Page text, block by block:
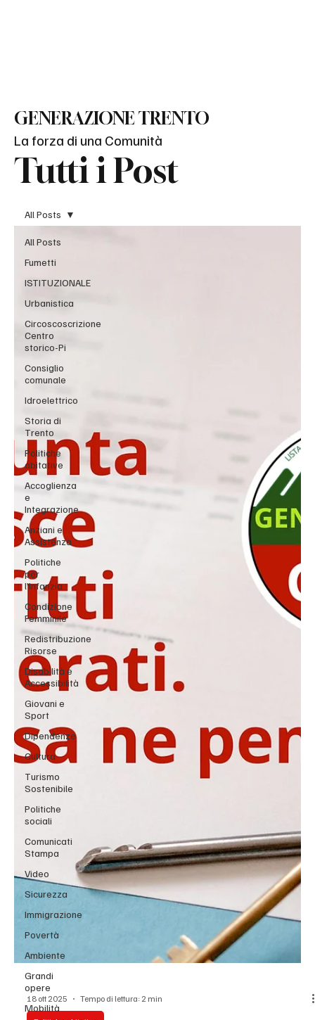
Tutti i Post
GENERAZIONE TRENTO
La forza di una Comunità
All Posts
Fumetti
ISTITUZIONALE
Urbanistica
Circoscoscrizione
Centro
storico-Pi
Consiglio
comunale
Idroelettrico
Storia di
Trento
Politiche
abitative
Accoglienza
e
Integrazione
Anziani e
Assistenza
Politiche
per
l'Infanzia
Condizione
Femminile
Redistribuzione
Risorse
Disabilità e
Accessibilità
Giovani e
Sport
Dipendenze
Cultura
Turismo
Sostenibile
Politiche
sociali
Comunicati
Stampa
Video
Sicurezza
Immigrazione
Povertà
Ambiente
Grandi
opere
Mobilità
All Posts